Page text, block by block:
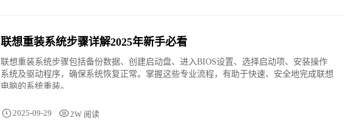
联想重装系统步骤详解2025年新手必看
联想重装系统步骤包括备份数据、创建启动盘、进入BIOS设置、选择启动项、安装操作
系统及驱动程序，确保系统恢复正常。掌握这些专业流程，有助于快速、安全地完成联想
电脑的系统重装。
2025-09-29 2W 阅读